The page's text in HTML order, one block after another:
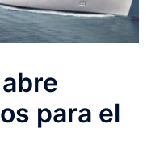
para el